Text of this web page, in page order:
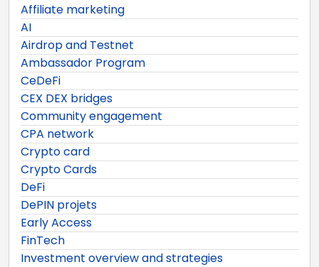
Affiliate marketing
AI
Airdrop and Testnet
Ambassador Program
CeDeFi
CEX DEX bridges
Community engagement
CPA network
Crypto card
Crypto Cards
DeFi
DePIN projets
Early Access
FinTech
Investment overview and strategies